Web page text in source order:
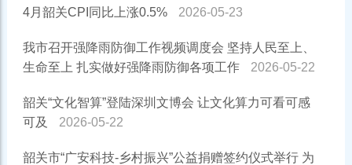
4月韶关CPI同比上涨0.5%
2026-05-23
我市召开强降雨防御工作视频调度会 坚持人民至上、
生命至上 扎实做好强降雨防御各项工作
2026-05-22
韶关“文化智算”登陆深圳文博会 让文化算力可看可感
可及
2026-05-22
韶关市“广安科技-乡村振兴”公益捐赠签约仪式举行 为